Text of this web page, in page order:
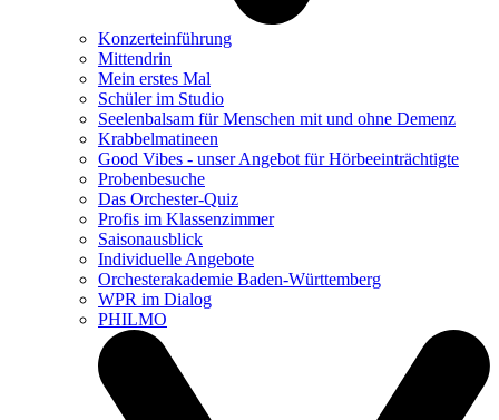
Konzerteinführung
Mittendrin
Mein erstes Mal
Schüler im Studio
Seelenbalsam für Menschen mit und ohne Demenz
Krabbelmatineen
Good Vibes - unser Angebot für Hörbeeinträchtigte
Probenbesuche
Das Orchester-Quiz
Profis im Klassenzimmer
Saisonausblick
Individuelle Angebote
Orchesterakademie Baden-Württemberg
WPR im Dialog
PHILMO